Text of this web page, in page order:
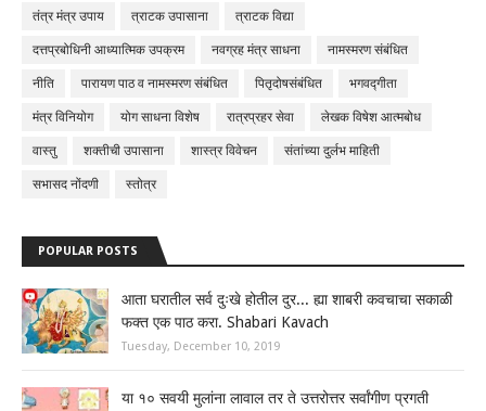
तंत्र मंत्र उपाय त्राटक उपासाना त्राटक विद्या
दत्तप्रबोधिनी आध्यात्मिक उपक्रम नवग्रह मंत्र साधना नामस्मरण संबंधित
नीति पारायण पाठ व नामस्मरण संबंधित पितृदोषसंबंधित भगवद्गीता
मंत्र विनियोग योग साधना विशेष रात्रप्रहर सेवा लेखक विषेश आत्मबोध
वास्तु शक्तीची उपासाना शास्त्र विवेचन संतांच्या दुर्लभ माहिती
सभासद नोंदणी स्तोत्र
POPULAR POSTS
आता घरातील सर्व दुःखे होतील दुर... ह्या शाबरी कवचाचा सकाळी
फक्त एक पाठ करा. Shabari Kavach
Tuesday, December 10, 2019
या १० सवयी मुलांना लावाल तर ते उत्तरोत्तर सर्वांगीण प्रगती